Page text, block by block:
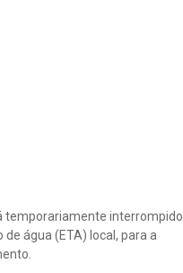
temporariamente interrompido
água (ETA) local, para a